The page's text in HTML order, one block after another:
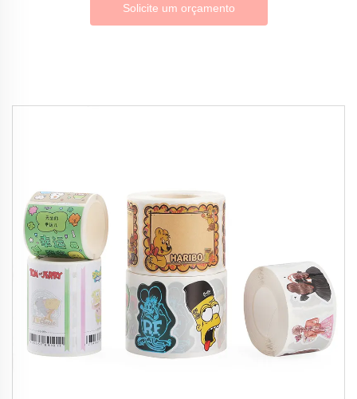
Solicite um orçamento